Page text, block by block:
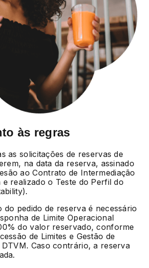
às regras
as solicitações de reservas de
na data da reserva, assinado
ao Contrato de Intermediação
e realizado o Teste do Perfil do
do pedido de reserva é necessário
de Limite Operacional
do valor reservado, conforme
de Limites e Gestão de
Caso contrário, a reserva